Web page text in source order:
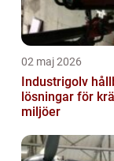
02 maj 2026
Industrigolv hållbara
lösningar för
miljöer